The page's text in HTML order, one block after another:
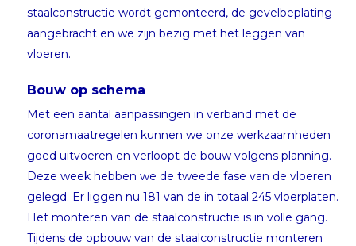
staalconstructie wordt gemonteerd, de gevelbeplating
aangebracht en we zijn bezig met het leggen van
vloeren.
Bouw op schema
Met een aantal aanpassingen in verband met de
coronamaatregelen kunnen we onze werkzaamheden
goed uitvoeren en verloopt de bouw volgens planning.
Deze week hebben we de tweede fase van de vloeren
gelegd. Er liggen nu 181 van de in totaal 245 vloerplaten.
Het monteren van de staalconstructie is in volle gang.
Tijdens de opbouw van de staalconstructie monteren